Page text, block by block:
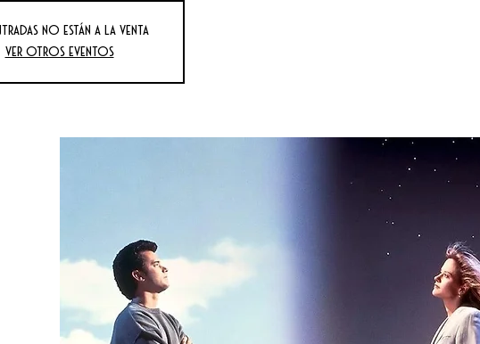
no están a la venta
Ver otros eventos